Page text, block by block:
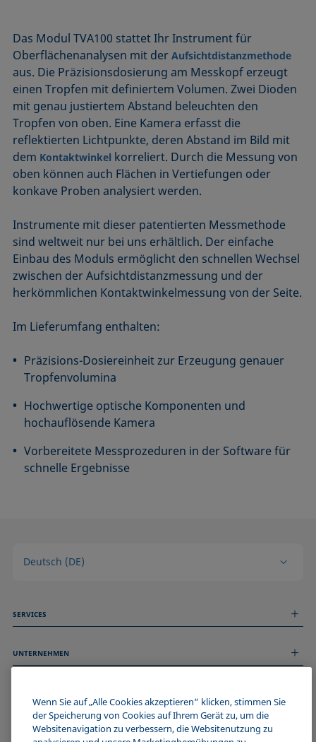
Das Modul TVA100 stattet Ihr Instrument für
Oberflächenanalysen mit derAufsichtdistanzmethode
aus. Die Präzisionsdosierung am Messkopf erzeugt
einen Tropfen mit definiertem Volumen. Zwei Dioden
mit genau justiertem Abstand beleuchten den
Tropfen von oben. Eine Kamera erfasst die
reflektierten Lichtpunkte, deren Abstand im Bild mit
dem Kontaktwinkel korreliert. Durch die Messung von
oben können auch Flächen in Vertiefungen oder
konkave Proben analysiert werden.
Instrumente mit dieser patentierten Messmethode
sind weltweit nur bei uns erhältlich. Der einfache
Einbau des Moduls ermöglicht den schnellen Wechsel
zwischen der Aufsichtdistanzmessung und der
herkömmlichen Kontaktwinkelmessung von der Seite.
Im Lieferumfang enthalten:
Präzisions-Dosiereinheit zur Erzeugung genauer
Tropfenvolumina
Hochwertige optische Komponenten und
hochauflösende Kamera
Vorbereitete Messprozeduren in der Software für
schnelle Ergebnisse
Deutsch (DE)
SERVICES
Technischer Service
UNTERNEHMEN
Stellenangebote
Events
Impressum
Datenschutzerklärung
WERDE TEIL DER KRÜSS COMMUNITY
Wenn Sie auf „Alle Cookies akzeptieren“ klicken, stimmen Sie
der Speicherung von Cookies auf Ihrem Gerät zu, um die
Websitenavigation zu verbessern, die Websitenutzung zu